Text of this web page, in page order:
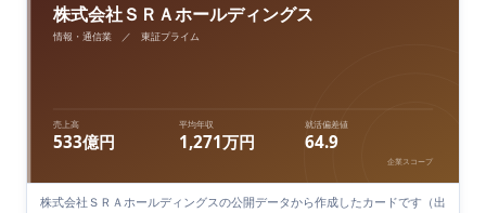
株式会社ＳＲＡホールディングス
情報・通信業 ／ 東証プライム
売上高
533億円
平均年収
1,271万円
就活偏差値
64.9
企業スコープ
株式会社ＳＲＡホールディングスの公開データから作成したカードです（出